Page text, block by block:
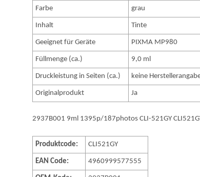
Farbe grau
Inhalt Tinte
Geeignet für Geräte PIXMA MP980
Füllmenge (ca.) 9,0 ml
Druckleistung in Seiten (ca.) keine
Originalprodukt Ja
2937B001 9ml 1395p/187photos CLI-521GY
Produktcode: CLI521GY
EAN Code: 4960999577555